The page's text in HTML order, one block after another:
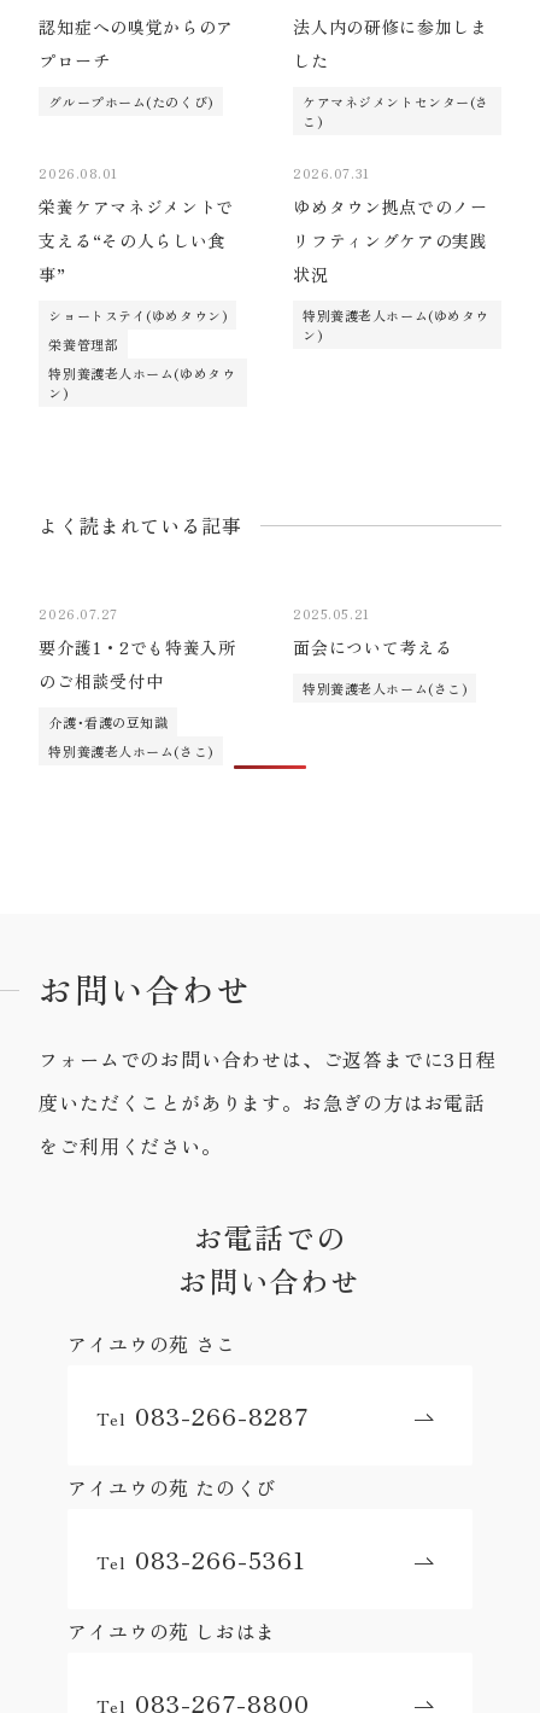
認知症への嗅覚からのア
プローチ
グループホーム(たのくび)
法人内の研修に参加しま
した
ケアマネジメントセンター(さ
こ)
2026.08.01
栄養ケアマネジメントで
支える“その人らしい食
事”
ショートステイ(ゆめタウン)
栄養管理部
特別養護老人ホーム(ゆめタウ
ン)
2026.07.31
ゆめタウン拠点でのノー
リフティングケアの実践
状況
特別養護老人ホーム(ゆめタウ
ン)
よく読まれている記事
2026.07.27
要介護1・2でも特養入所
のご相談受付中
介護･看護の豆知識
特別養護老人ホーム(さこ)
2025.05.21
面会について考える
特別養護老人ホーム(さこ)
お問い合わせ
フォームでのお問い合わせは、ご返答までに3日程
度いただくことがあります。お急ぎの方はお電話
をご利用ください。
お電話での
お問い合わせ
アイユウの苑 さこ
Tel 083-266-8287
アイユウの苑 たのくび
Tel 083-266-5361
アイユウの苑 しおはま
Tel 083-267-8800